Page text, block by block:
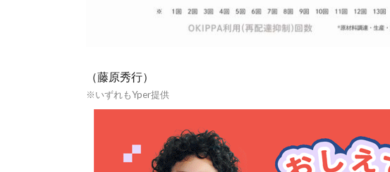
（藤原秀行）
※いずれもYper提供